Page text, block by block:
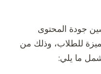
جودة المحتوى
للطلاب، وذلك من
ما يلي: